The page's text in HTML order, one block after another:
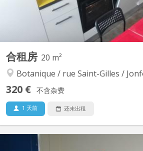
合租房 20 m²
Botanique / rue Saint-Gilles /
320 € 不含杂费
1 天前 还未出租